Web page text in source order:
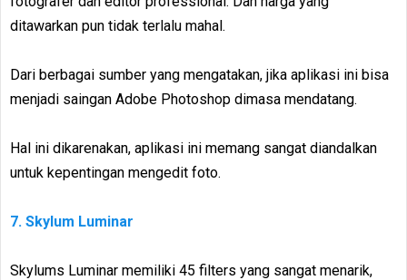
ditawarkan pun tidak terlalu mahal.
Dari berbagai sumber yang mengatakan, jika aplikasi ini bisa
menjadi saingan Adobe Photoshop dimasa mendatang.
Hal ini dikarenakan, aplikasi ini memang sangat diandalkan
untuk kepentingan mengedit foto.
7. Skylum Luminar
Skylums Luminar memiliki 45 filters yang sangat menarik,